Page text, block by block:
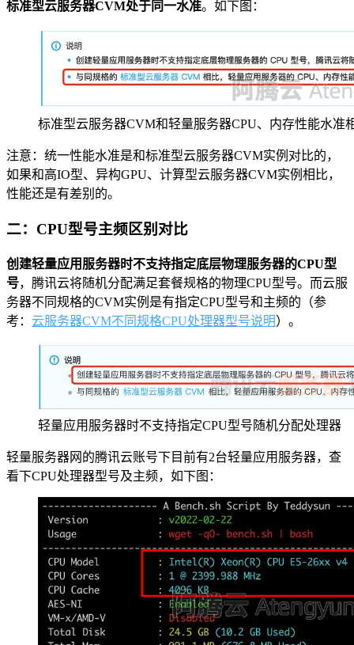
标准型云服务器CVM处于同一水准。如下图：
标准型云服务器CVM和轻量服务器CPU、内存性能水准
注意：统一性能水准是和标准型云服务器CVM实例对比的，
如果和高IO型、异构GPU、计算型云服务器CVM实例相比，
性能还是有差别的。
二：CPU型号主频区别对比
创建轻量应用服务器时不支持指定底层物理服务器的CPU型
号，腾讯云将随机分配满足套餐规格的物理CPU型号。而云服
务器不同规格的CVM实例是有指定CPU型号和主频的（参
考： 云服务器CVM不同规格CPU处理器型号说明）。
轻量应用服务器时不支持指定CPU型号随机分配处理器
轻量服务器网的腾讯云账号下目前有2台轻量应用服务器，查
看下CPU处理器型号及主频，如下图：